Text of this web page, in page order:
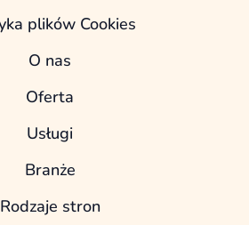
plików Cookies
O nas
Oferta
Usługi
Branże
Rodzaje stron